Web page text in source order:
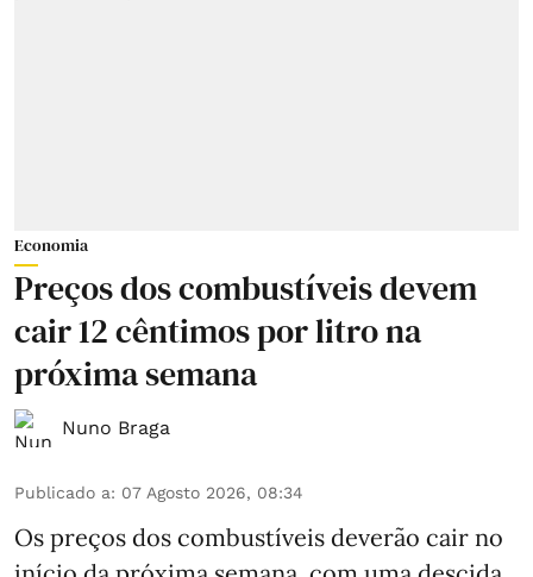
Economia
Preços dos combustíveis devem
cair 12 cêntimos por litro na
próxima semana
Nuno Braga
Publicado a: 07 Agosto 2026, 08:34
Os preços dos combustíveis deverão cair no